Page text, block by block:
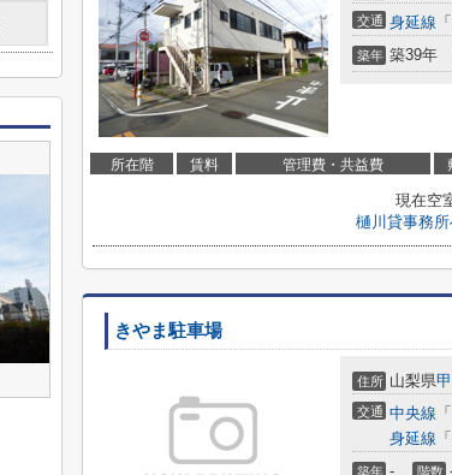
交通 身延線 「
築年 築39年
所在階 賃料 管理費・共益費
現在空
樋川貸事務
きやま駐車場
住所 山梨県
交通 中央線 「
身延線 「
築年 - 階数